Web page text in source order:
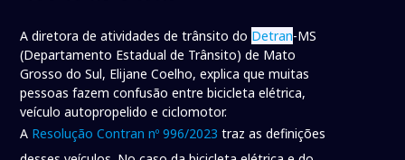
A diretora de atividades de trânsito do Detran-MS
(Departamento Estadual de Trânsito) de Mato
Grosso do Sul, Elijane Coelho, explica que muitas
pessoas fazem confusão entre bicicleta elétrica,
veículo autopropelido e ciclomotor.
A Resolução Contran nº 996/2023 traz as definições